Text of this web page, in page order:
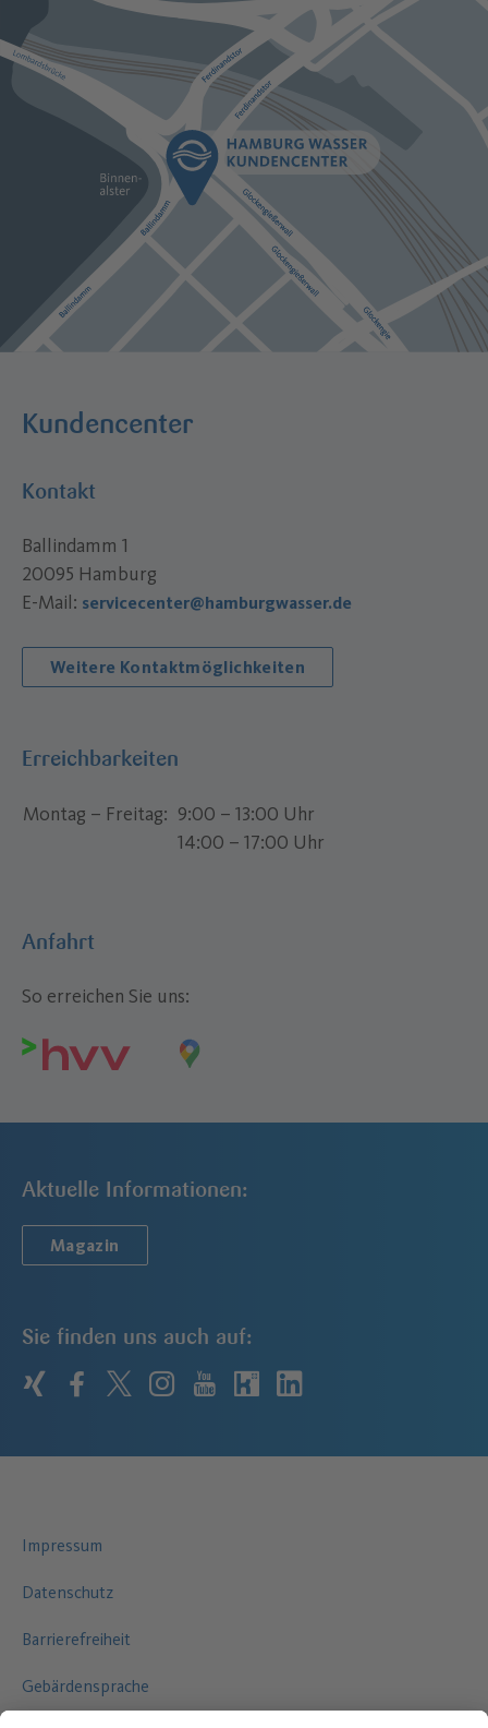
Kundencenter
Kontakt
Ballindamm 1
20095 Hamburg
E-Mail: servicecenter@hamburgwasser.de
Weitere Kontaktmöglichkeiten
Erreichbarkeiten
Montag – Freitag
9:00 – 13:00 Uhr
14:00 – 17:00 Uhr
Anfahrt
So erreichen Sie uns:
Aktuelle Informationen:
Magazin
Sie finden uns auch auf:
xingfacebook
twitter
instagram
youtube
kununulinkedin
Impressum
Datenschutz
Barrierefreiheit
Gebärdensprache